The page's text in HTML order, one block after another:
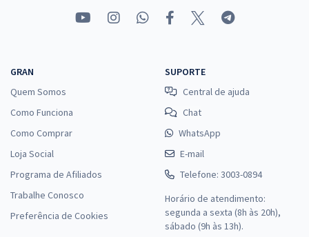
GRAN
Quem Somos
Como Funciona
Como Comprar
Loja Social
Programa de Afiliados
Trabalhe Conosco
Preferência de Cookies
SUPORTE
Central de ajuda
Chat
WhatsApp
E-mail
Telefone: 3003-0894
Horário de atendimento:
segunda a sexta (8h às 20h),
sábado (9h às 13h).